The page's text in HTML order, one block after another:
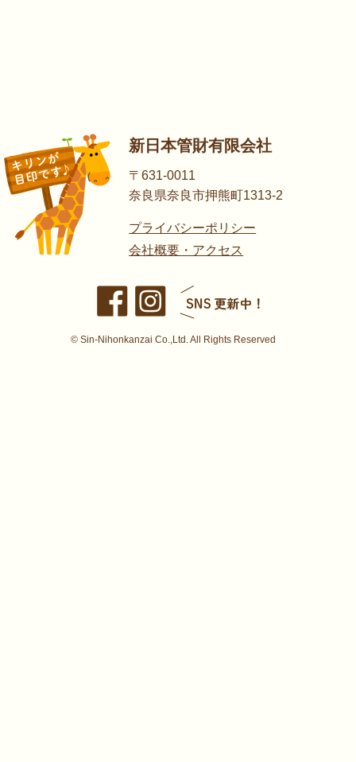
新日本管財有限会社
〒631-0011
奈良県奈良市押熊町1313-2
プライバシーポリシー
会社概要・アクセス
© Sin-Nihonkanzai Co.,Ltd. All Rights Reserved